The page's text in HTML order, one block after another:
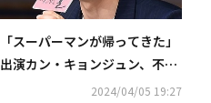
「スーパーマンが帰ってきた」
出演カン・キョンジュン、不倫
疑惑をめぐる損害賠償訴訟で合
2024/04/05 19:27